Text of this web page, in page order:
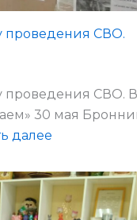
проведения СВО.
проведения СВО.
30 мая
далее
помощи
в